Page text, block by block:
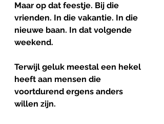
Maar op dat feestje. Bij die
vrienden. In die vakantie. In die
nieuwe baan. In dat volgende
weekend.
Terwijl geluk meestal een hekel
heeft aan mensen die
voortdurend ergens anders
willen zijn.